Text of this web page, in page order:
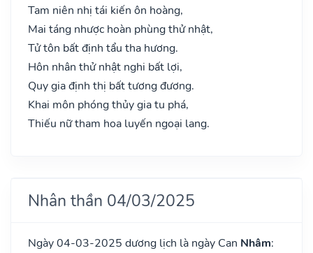
Tam niên nhị tái kiến ôn hoàng,
Mai táng nhược hoàn phùng thử nhật,
Tử tôn bất định tẩu tha hương.
Hôn nhân thử nhật nghi bất lợi,
Quy gia định thị bất tương đương.
Khai môn phóng thủy gia tu phá,
Thiếu nữ tham hoa luyến ngoại lang.
Nhân thần 04/03/2025
Ngày 04-03-2025 dương lịch là ngày Can Nhâm: